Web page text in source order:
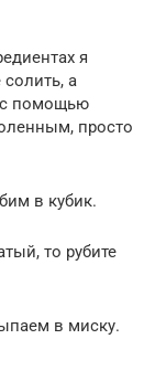
я
а
с помощью
просто
в кубик.
то рубите
в миску.